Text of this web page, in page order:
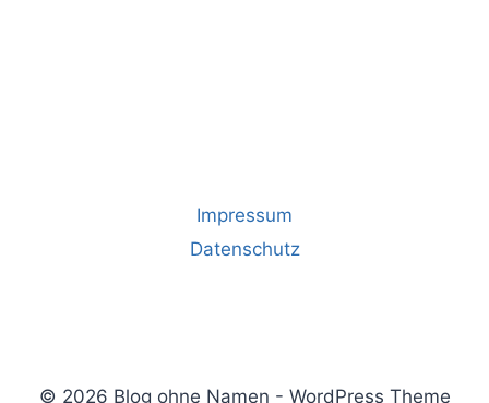
Impressum
Datenschutz
© 2026 Blog ohne Namen - WordPress Theme